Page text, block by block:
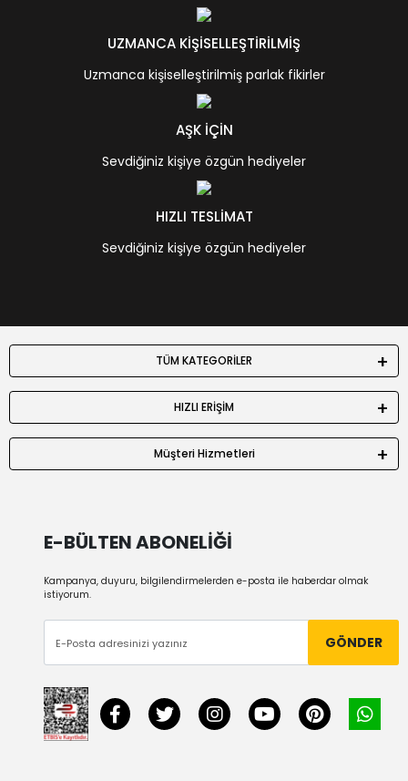
UZMANCA KİŞİSELLEŞTİRİLMİŞ
Uzmanca kişiselleştirilmiş parlak fikirler
AŞK İÇİN
Sevdiğiniz kişiye özgün hediyeler
HIZLI TESLİMAT
Sevdiğiniz kişiye özgün hediyeler
TÜM KATEGORİLER
HIZLI ERİŞİM
Müşteri Hizmetleri
E-BÜLTEN ABONELİĞİ
Kampanya, duyuru, bilgilendirmelerden e-posta ile haberdar olmak
istiyorum.
GÖNDER